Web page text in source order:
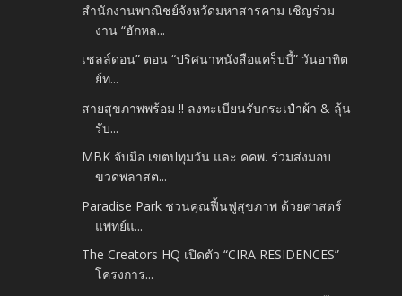
สำนักงานพาณิชย์จังหวัดมหาสารคาม เชิญร่วม
งาน “ฮักหล...
เชลล์ดอน” ตอน “ปริศนาหนังสือแคร็บบี้” วันอาทิต
ย์ท...
สายสุขภาพพร้อม !! ลงทะเบียนรับกระเป๋าผ้า & ลุ้น
รับ...
MBK จับมือ เขตปทุมวัน และ คคพ. ร่วมส่งมอบ
ขวดพลาสต...
Paradise Park ชวนคุณฟื้นฟูสุขภาพ ด้วยศาสตร์
แพทย์แ...
The Creators HQ เปิดตัว “CIRA RESIDENCES”
โครงการ...